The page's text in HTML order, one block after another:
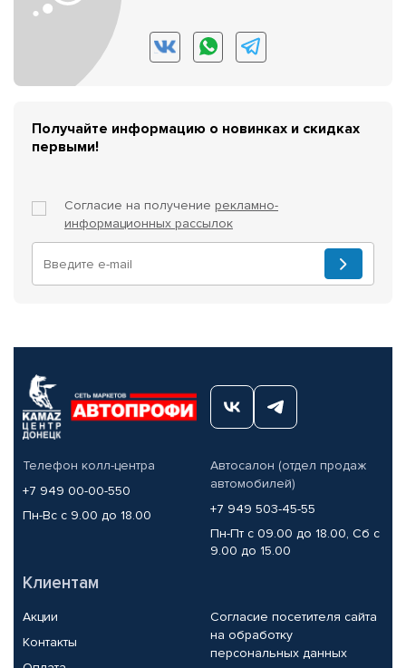
Получайте информацию о новинках и скидках
первыми!
Согласие на получение рекламно-
информационных рассылок
Телефон колл-центра
+7 949 00-00-550
Пн-Вс с 9.00 до 18.00
Автосалон (отдел продаж
автомобилей)
+7 949 503-45-55
Пн-Пт с 09.00 до 18.00, Сб с
9.00 до 15.00
Клиентам
Акции
Контакты
Согласие посетителя сайта
на обработку
персональных данных